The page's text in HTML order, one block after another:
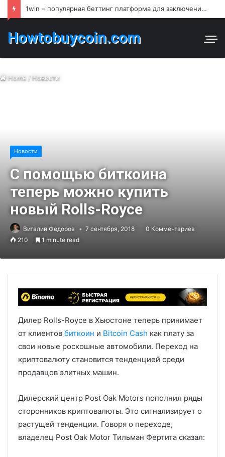
1win – популярная беттинг платформа для заключения пари и азартных игр в Узбекистане
Howtobuycoin.com
Home/Новости
Новости
С помощью биткоина
теперь можно купить
новый Rolls-Royce
Виталий Федоров 7 сентября, 2018
0 Комментариев
210
1 minute read
Дилер Rolls-Royce в Хьюстоне теперь принимает
от клиентов биткоин и Bitcoin Cash как плату за
свои новые роскошные автомобили. Переход на
криптовалюту становится тенденцией среди
продавцов элитных машин.
Дилерский центр Post Oak Motors пополнил ряды
сторонников криптовалюты. Это сигнализирует о
растущей тенденции. Говоря о переходе,
владелец Post Oak Motor Тильман Фертита сказал: